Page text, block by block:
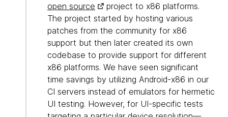
open source
project to x86 platforms.
The project started by hosting various
patches from the community for x86
support but then later created its own
codebase to provide support for different
x86 platforms. We have seen significant
time savings by utilizing Android-x86 in our
CI servers instead of emulators for hermetic
UI testing. However, for UI-specific tests